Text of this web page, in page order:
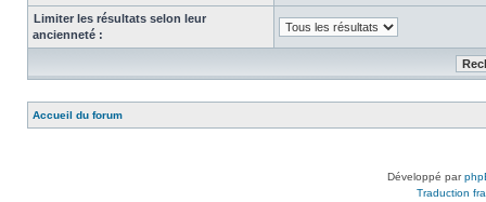
Limiter les résultats selon leur
ancienneté :
Accueil du forum
Développé par
Traduction